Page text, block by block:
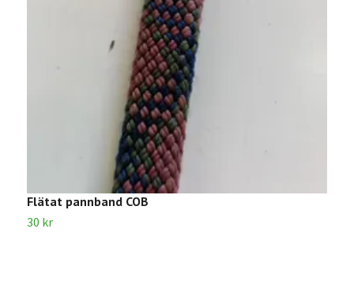
Flätat pannband COB
30 kr